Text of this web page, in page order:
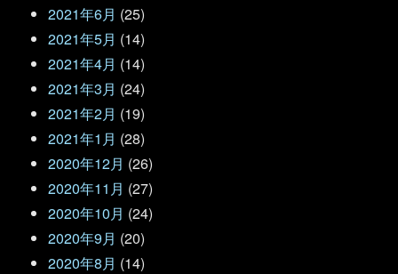
2021年6月 (25)
2021年5月 (14)
2021年4月 (14)
2021年3月 (24)
2021年2月 (19)
2021年1月 (28)
2020年12月 (26)
2020年11月 (27)
2020年10月 (24)
2020年9月 (20)
2020年8月 (14)